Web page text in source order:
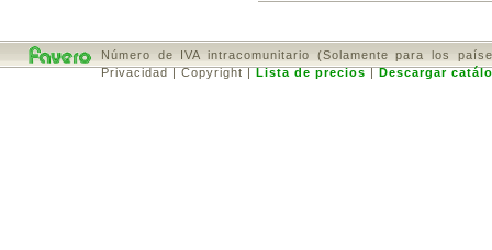
Número de IVA intracomunitario (Solamente para los
Privacidad|Copyright|Lista de precios|Descargar